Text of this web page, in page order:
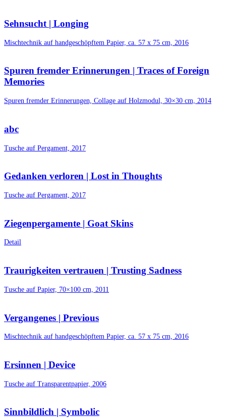
Sehnsucht | Longing
Mischtechnik auf handgeschöpftem Papier, ca. 57 x 75 cm, 2016
Spuren fremder Erinnerungen | Traces of Foreign
Memories
Spuren fremder Erinnerungen, Collage auf Holzmodul, 30×30 cm, 2014
abc
Tusche auf Pergament, 2017
Gedanken verloren | Lost in Thoughts
Tusche auf Pergament, 2017
Ziegenpergamente | Goat Skins
Detail
Traurigkeiten vertrauen | Trusting Sadness
Tusche auf Papier, 70×100 cm, 2011
Vergangenes | Previous
Mischtechnik auf handgeschöpftem Papier, ca. 57 x 75 cm, 2016
Ersinnen | Device
Tusche auf Transparentpapier, 2006
Sinnbildlich | Symbolic